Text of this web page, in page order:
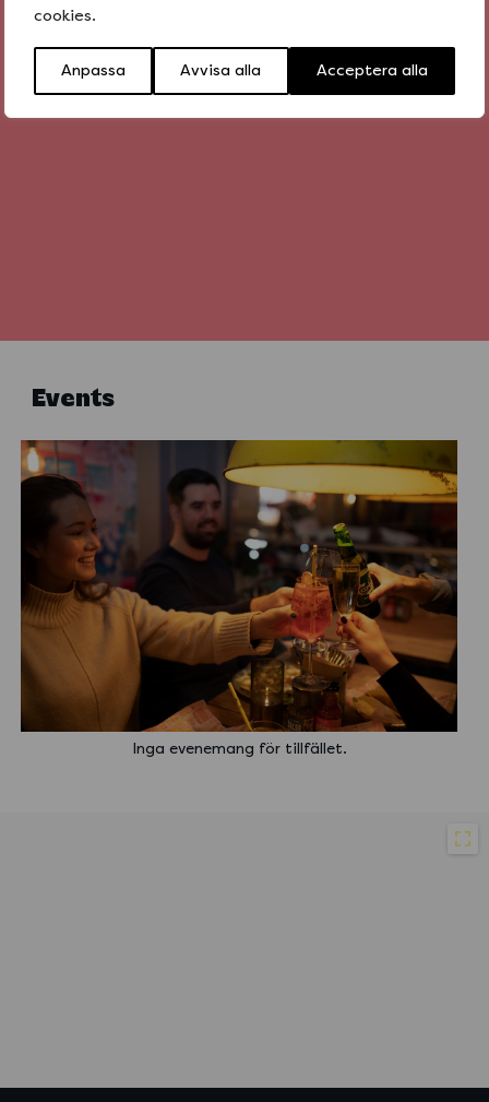
cookies.
Anpassa Avvisa alla Acceptera alla
Events
Inga evenemang för tillfället.